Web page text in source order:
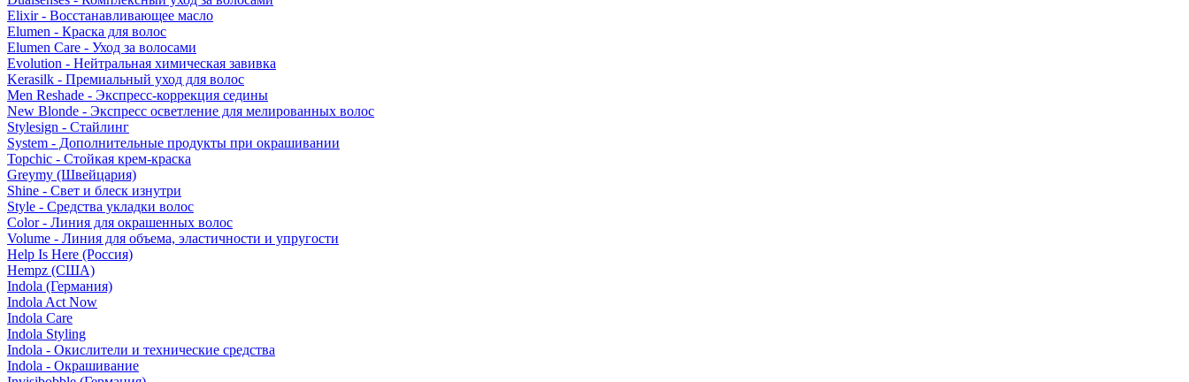
Elixir - Восстанавливающее масло
Elumen - Краска для волос
Elumen Care - Уход за волосами
Evolution - Нейтральная химическая завивка
Kerasilk - Премиальный уход для волос
Men Reshade - Экспресс-коррекция седины
New Blonde - Экспресс осветление для мелированных волос
Stylesign - Стайлинг
System - Дополнительные продукты при окрашивании
Topchic - Стойкая крем-краска
Greymy (Швейцария)
Shine - Свет и блеск изнутри
Style - Средства укладки волос
Color - Линия для окрашенных волос
Volume - Линия для объема, эластичности и упругости
Help Is Here (Россия)
Hempz (США)
Indola (Германия)
Indola Act Now
Indola Care
Indola Styling
Indola - Окислители и технические средства
Indola - Окрашивание